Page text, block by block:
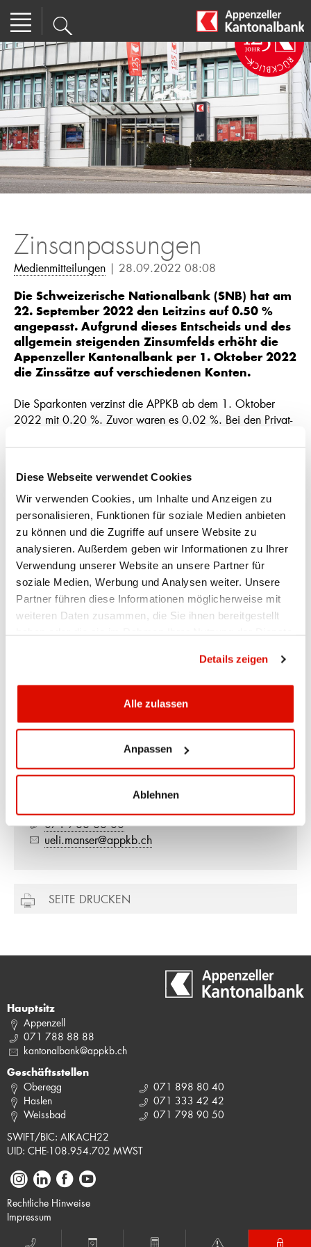
Diese Webseite verwendet Cookies
Wir verwenden Cookies, um Inhalte und Anzeigen zu
personalisieren, Funktionen für soziale Medien anbieten
zu können und die Zugriffe auf unsere Website zu
analysieren. Außerdem geben wir Informationen zu Ihrer
Verwendung unserer Website an unsere Partner für
soziale Medien, Werbung und Analysen weiter. Unsere
Partner führen diese Informationen möglicherweise mit
weiteren Daten zusammen, die Sie ihnen bereitgestellt
Details zeigen
Alle zulassen
Anpassen
Ablehnen
Zinsanpassungen
Medienmitteilungen | 28.09.2022 08:08
Die Schweizerische Nationalbank (SNB) hat am
22. September 2022 den Leitzins auf 0.50 %
angepasst. Aufgrund dieses Entscheids und des
allgemein steigenden Zinsumfelds erhöht die
Appenzeller Kantonalbank per 1. Oktober 2022
die Zinssätze auf verschiedenen Konten.
Die Sparkonten verzinst die APPKB ab dem 1. Oktober
2022 mit 0.20 %. Zuvor waren es 0.02 %. Bei den Privat-
Zinsvorteile für Kinder, Jugendliche und Studierende bleiben
auf allen Konten bestehen.
Für langfristige Anlagen bietet die APPKB weiterhin
attraktive Konditionen auf Kassenobligationen an. So liegen
die Zinssätze für Laufzeiten von zwei bis zehn Jahren aktuell
zwischen 0.80 % und 1.60 %.
Detaillierte Informationen zu einzelnen Konten und
Konditionen finden sichhier.
Ihr Kontakt
Ueli Manser
071 788 88 00
ueli.manser@appkb.ch
SEITE DRUCKEN
Hauptsitz
Appenzell
071 788 88 88
kantonalbank@appkb.ch
Geschäftsstellen
Oberegg
Haslen
Weissbad
071 898 80 40
071 333 42 42
071 798 90 50
SWIFT/BIC: AIKACH22
UID: CHE-108.954.702 MWST
Rechtliche Hinweise
Impressum